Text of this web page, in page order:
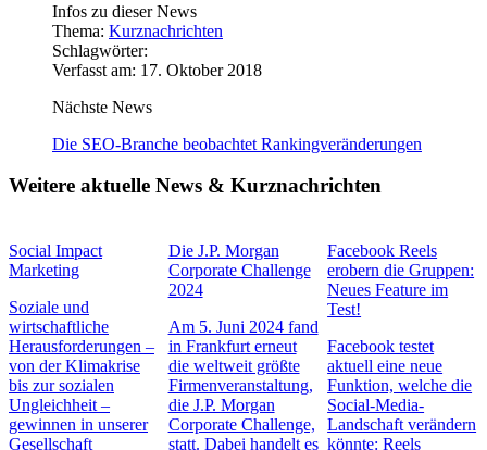
Infos zu dieser News
Thema: Kurznachrichten
Schlagwörter:
Verfasst am: 17. Oktober 2018
Nächste News
Die SEO-Branche beobachtet Rankingveränderungen
Weitere aktuelle News & Kurznachrichten
Social Impact
Marketing
Soziale und
wirtschaftliche
Herausforderungen –
von der Klimakrise
bis zur sozialen
Ungleichheit –
gewinnen in unserer
Gesellschaft
Die J.P. Morgan
Corporate Challenge
2024
Am 5. Juni 2024 fand
in Frankfurt erneut
die weltweit größte
Firmenveranstaltung,
die J.P. Morgan
Corporate Challenge,
statt. Dabei handelt es
Facebook Reels
erobern die Gruppen:
Neues Feature im
Test!
Facebook testet
aktuell eine neue
Funktion, welche die
Social-Media-
Landschaft verändern
könnte: Reels